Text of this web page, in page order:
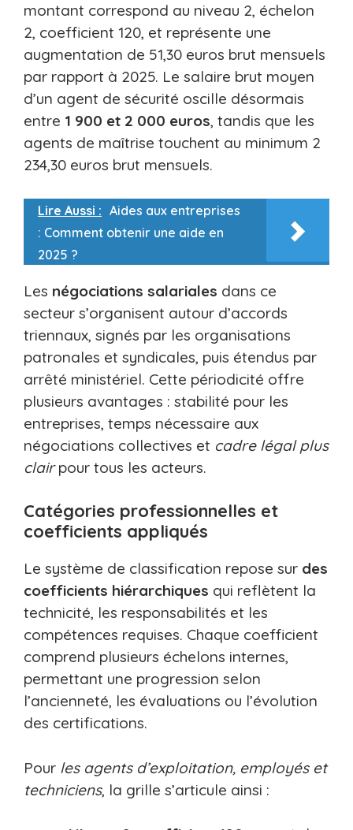
montant correspond au niveau 2, échelon
2, coefficient 120, et représente une
augmentation de 51,30 euros brut mensuels
par rapport à 2025. Le salaire brut moyen
d’un agent de sécurité oscille désormais
entre 1 900 et 2 000 euros, tandis que les
agents de maîtrise touchent au minimum 2
234,30 euros brut mensuels.
Lire Aussi : Aides aux entreprises
: Comment obtenir une aide en
2025 ?
Les négociations salariales dans ce
secteur s’organisent autour d’accords
triennaux, signés par les organisations
patronales et syndicales, puis étendus par
arrêté ministériel. Cette périodicité offre
plusieurs avantages : stabilité pour les
entreprises, temps nécessaire aux
négociations collectives et cadre légal plus
clairpour tous les acteurs.
Catégories professionnelles et
coefficients appliqués
Le système de classification repose sur des
coefficients hiérarchiques qui reflètent la
technicité, les responsabilités et les
compétences requises. Chaque coefficient
comprend plusieurs échelons internes,
permettant une progression selon
l’ancienneté, les évaluations ou l’évolution
des certifications.
Pour les agents d’exploitation, employés et
techniciens, la grille s’articule ainsi :